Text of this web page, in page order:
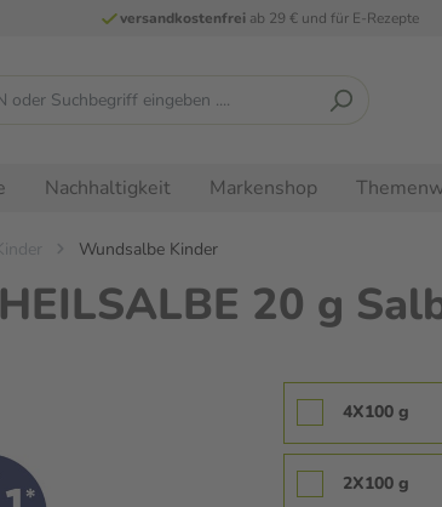
versandkostenfreiab 29 € und für E-Rezepte
Nachhaltigkeit Markenshop
Wundsalbe Kinder
20 g
4X100 g
2X100 g